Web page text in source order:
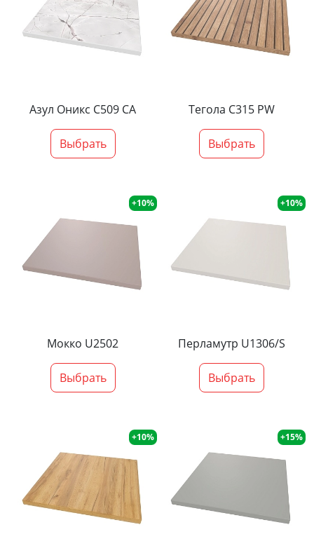
Азул Оникс С509 СА
Выбрать
Тегола С315 PW
Выбрать
+10%
Мокко U2502
Выбрать
+10%
Перламутр U1306/S
Выбрать
+10% +15%